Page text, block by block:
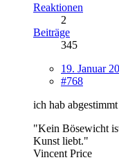
Reaktionen
2
Beiträge
345
19. Januar
#768
ich hab
"Kein Bösewicht
Kunst liebt."
Vincent Price